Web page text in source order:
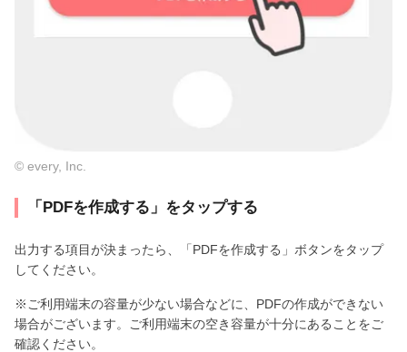
© every, Inc.
「PDFを作成する」をタップする
出力する項目が決まったら、「PDFを作成する」ボタンをタップ
してください。
※ご利用端末の容量が少ない場合などに、PDFの作成ができない
場合がございます。ご利用端末の空き容量が十分にあることをご
確認ください。